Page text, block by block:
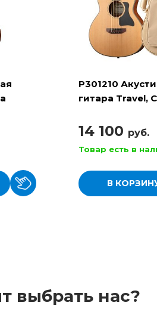
P301210
гитара Travel,
14 100 руб.
Товар есть в
В
выбрать нас?